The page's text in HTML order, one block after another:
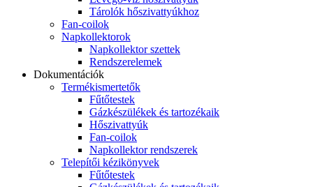
Tárolók hőszivattyúkhoz
Fan-coilok
Napkollektorok
Napkollektor szettek
Rendszerelemek
Dokumentációk
Termékismertetők
Fűtőtestek
Gázkészülékek és tartozékaik
Hőszivattyúk
Fan-coilok
Napkollektor rendszerek
Telepítői kézikönyvek
Fűtőtestek